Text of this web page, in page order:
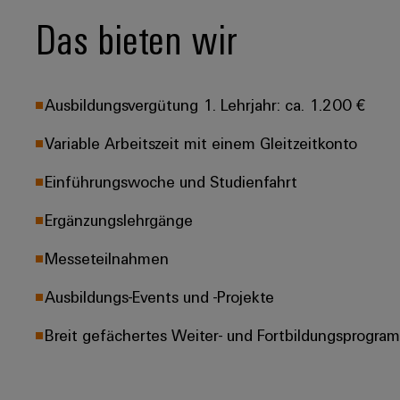
Das bieten wir
Ausbildungsvergütung 1. Lehrjahr: ca. 1.200 €
Variable Arbeitszeit mit einem Gleitzeitkonto
Einführungswoche und Studienfahrt
Ergänzungslehrgänge
Messeteilnahmen
Ausbildungs-Events und -Projekte
Breit gefächertes Weiter- und